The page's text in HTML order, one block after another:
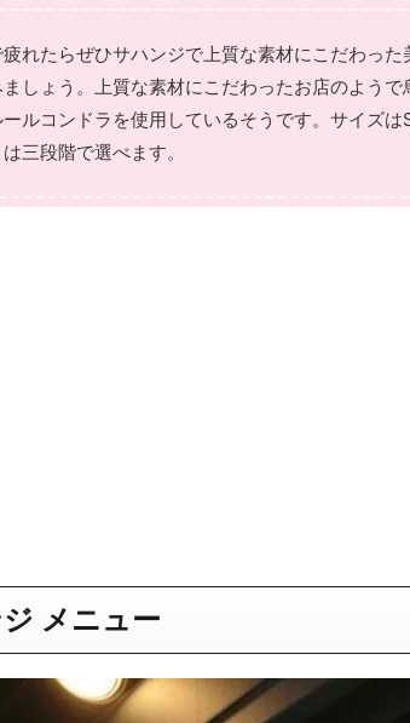
れたらぜひサハンジで上質な素材にこだわっ
しょう。上質な素材にこだわったお店のよう
ルコンドラを使用しているそうです。サイズ
三段階で選べます。
メニュー